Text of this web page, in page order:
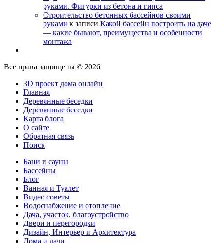
руками. Фигурки из бетона и гипса
Строительство бетонных бассейнов своими
руками к записи Какой бассейн построить на даче
— какие бывают, преимущества и особенности
монтажа
Все права защищены © 2026
3D проект дома онлайн
Главная
Деревянные беседки
Деревянные беседки
Карта блога
О сайте
Обратная связь
Поиск
Бани и сауны
Бассейны
Блог
Ванная и Туалет
Видео советы
Водоснабжение и отопление
Дача, участок, благоустройство
Двери и перегородки
Дизайн, Интерьер и Архитектура
Дома и дачи